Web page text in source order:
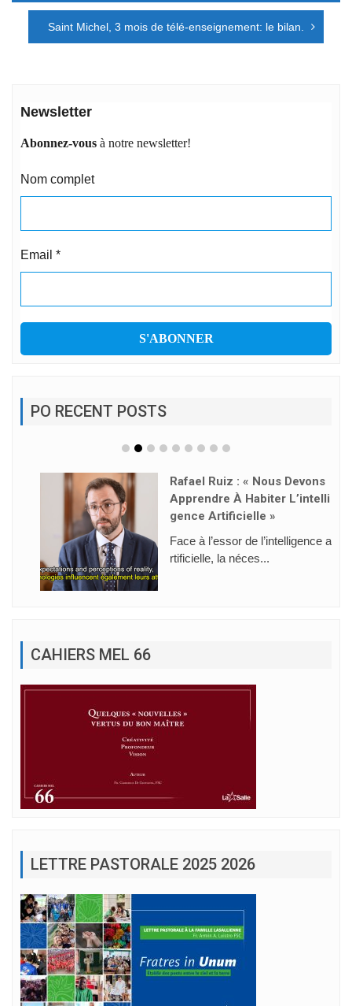
l’articleSaint Michel, 3 mois de télé-enseignement: le bilan.
Newsletter
Abonnez-vous à notre newsletter!
Nom complet
Email *
PO RECENT POSTS
Rafael Ruiz : « Nous Devons
Apprendre À Habiter L’intelli
Gence Artificielle »
Face à l’essor de l’intelligence a
rtificielle, la néces...
CAHIERS MEL 66
LETTRE PASTORALE 2025 2026